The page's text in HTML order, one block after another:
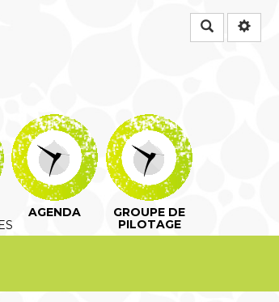
Rechercher
AGENDA
GROUPE DE
PILOTAGE